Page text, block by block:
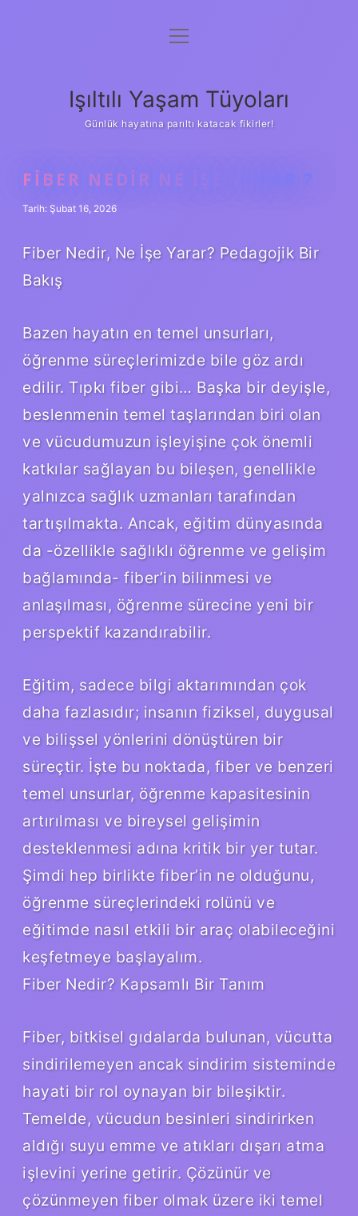
Anasayfa
Yasal Uyarı
menüyü
Işıltılı Yaşam Tüyoları
Günlük hayatına parıltı katacak fikirler!
FIBER NEDIR NE IŞE YARAR ?
Tarih: Şubat 16, 2026
Fiber Nedir, Ne İşe Yarar? Pedagojik Bir
Bakış
Bazen hayatın en temel unsurları,
öğrenme süreçlerimizde bile göz ardı
edilir. Tıpkı fiber gibi… Başka bir deyişle,
beslenmenin temel taşlarından biri olan
ve vücudumuzun işleyişine çok önemli
katkılar sağlayan bu bileşen, genellikle
yalnızca sağlık uzmanları tarafından
tartışılmakta. Ancak, eğitim dünyasında
da -özellikle sağlıklı öğrenme ve gelişim
bağlamında- fiber’in bilinmesi ve
anlaşılması, öğrenme sürecine yeni bir
perspektif kazandırabilir.
Eğitim, sadece bilgi aktarımından çok
daha fazlasıdır; insanın fiziksel, duygusal
ve bilişsel yönlerini dönüştüren bir
süreçtir. İşte bu noktada, fiber ve benzeri
temel unsurlar, öğrenme kapasitesinin
artırılması ve bireysel gelişimin
desteklenmesi adına kritik bir yer tutar.
Şimdi hep birlikte fiber’in ne olduğunu,
öğrenme süreçlerindeki rolünü ve
eğitimde nasıl etkili bir araç olabileceğini
keşfetmeye başlayalım.
Fiber Nedir? Kapsamlı Bir Tanım
Fiber, bitkisel gıdalarda bulunan, vücutta
sindirilemeyen ancak sindirim sisteminde
hayati bir rol oynayan bir bileşiktir.
Temelde, vücudun besinleri sindirirken
aldığı suyu emme ve atıkları dışarı atma
işlevini yerine getirir. Çözünür ve
çözünmeyen fiber olmak üzere iki temel